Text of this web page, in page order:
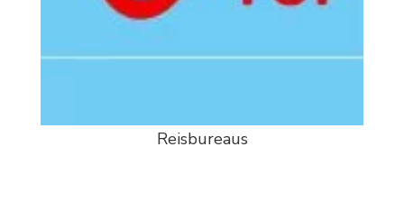
Reisbureaus